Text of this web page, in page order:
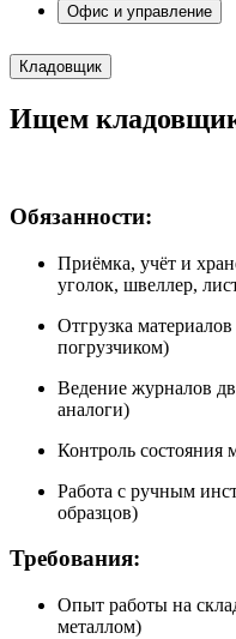
Офис и управление
Кладовщик
Ищем
Обязанности:
Приёмка, учёт и
уголок, швеллер,
Отгрузка
погрузчиком)
Ведение журналов
аналоги)
Контроль состояния
Работа с ручным
образцов)
Требования:
Опыт работы на
металлом)